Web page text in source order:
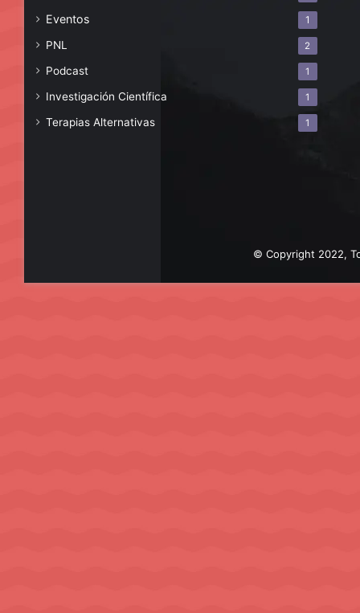
Eventos 1
PNL 2
Podcast 1
Investigación Científica 1
Terapias Alternativas 1
© Copyright 2022,